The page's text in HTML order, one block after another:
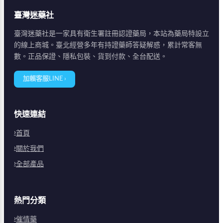
臺灣迷藥社
臺灣迷藥社是一家具有衛生署註冊認證藥局，本站為藥局特設立
的線上商城。臺北經營多年有持證藥師答疑解惑，累計常客無
數。正品保證、隱私包裝、貨到付款、全台配送。
加賴客服LINE ›
快速連結
首頁
關於我們
全部產品
熱門分類
催情藥